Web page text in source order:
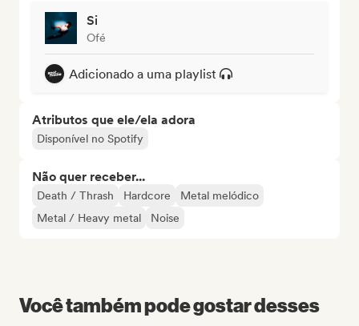
Si
Ofé
Adicionado a uma playlist
Atributos que ele/ela adora
Disponível no Spotify
Não quer receber...
Death / Thrash Hardcore
Metal melódico
Metal / Heavy metal
Noise
Você também pode gostar desses